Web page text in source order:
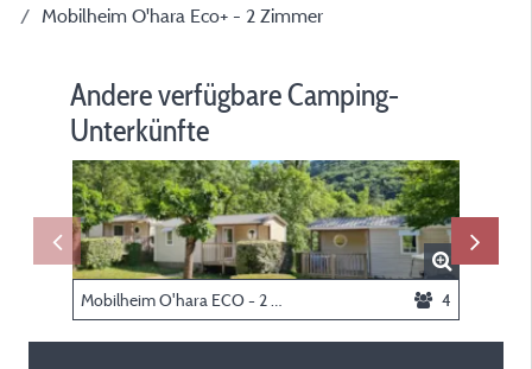
Mobilheim O'hara Eco+ - 2 Zimmer
Andere verfügbare Camping-
Unterkünfte
4